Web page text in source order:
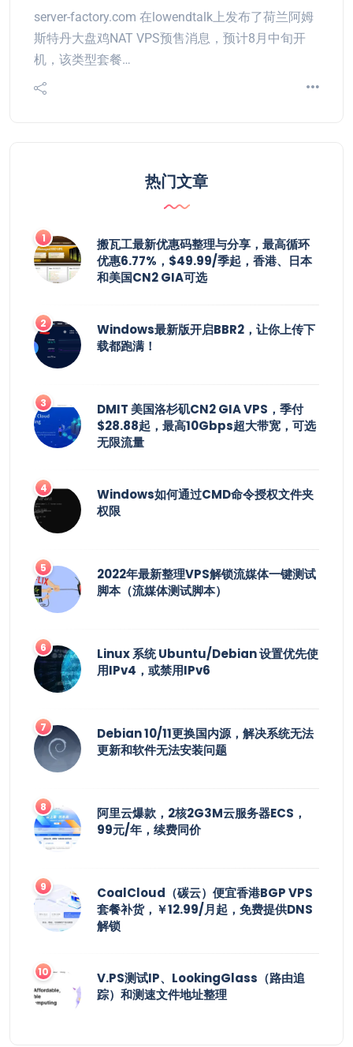
server-factory.com 在lowendtalk上发布了荷兰阿姆
斯特丹大盘鸡NAT VPS预售消息，预计8月中旬开
机，该类型套餐…
热门文章
搬瓦工最新优惠码整理与分享，最高循环
优惠6.77%，$49.99/季起，香港、日本
和美国CN2 GIA可选
Windows最新版开启BBR2，让你上传下
载都跑满！
DMIT 美国洛杉矶CN2 GIA VPS，季付
$28.88起，最高10Gbps超大带宽，可选
无限流量
Windows如何通过CMD命令授权文件夹
权限
2022年最新整理VPS解锁流媒体一键测试
脚本（流媒体测试脚本）
Linux 系统 Ubuntu/Debian 设置优先使
用IPv4，或禁用IPv6
Debian 10/11更换国内源，解决系统无法
更新和软件无法安装问题
阿里云爆款，2核2G3M云服务器ECS，
99元/年，续费同价
CoalCloud（碳云）便宜香港BGP VPS
套餐补货，￥12.99/月起，免费提供DNS
解锁
V.PS测试IP、LookingGlass（路由追
踪）和测速文件地址整理